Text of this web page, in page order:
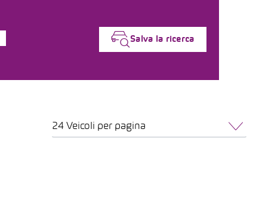
Salva la ricerca
24 Veicoli per pagina